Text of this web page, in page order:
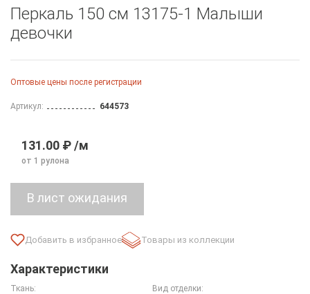
Перкаль 150 см 13175-1 Малыши
девочки
Оптовые цены после регистрации
Артикул: 644573
131.00 ₽ /м
от 1 рулона
Товары из коллекции
Характеристики
Ткань:
Вид отделки: